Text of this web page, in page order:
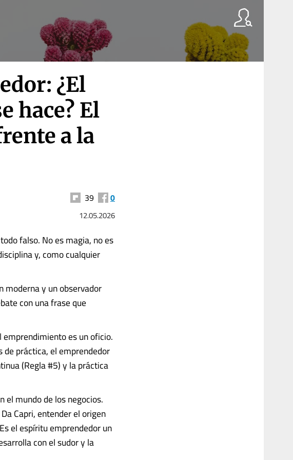
¿El
hace? El
a la
39 0
12.05.2026
falso. No es magia, no es
y, como cualquier
moderna y un observador
con una frase que
es un oficio.
práctica, el emprendedor
(Regla #5) y la práctica
el mundo de los negocios.
Capri, entender el origen
el espíritu emprendedor un
con el sudor y la